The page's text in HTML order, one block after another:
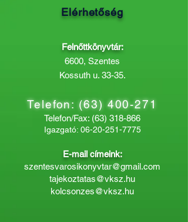
Elérhetőség
Felnőttkönyvtár:
6600, Szentes
Kossuth u. 33-35.
Telefon:(63) 400-271
Telefon/Fax: (63) 318-866
Igazgató: 06-20-251-7775
E-mail címeink:
szentesvarosikonyvtar@gmail.com
tajekoztatas@vksz.hu
kolcsonzes@vksz.hu